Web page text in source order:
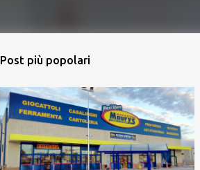
Post più popolari